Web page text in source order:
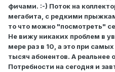
фичами. :-) Поток на
мегабита, с редкими
то что можно "посмотреть"
Не вижу никаких проблем в
мере раз в 10, а это при
тысяч абонентов. А реальнее
Потребности на сегодня и